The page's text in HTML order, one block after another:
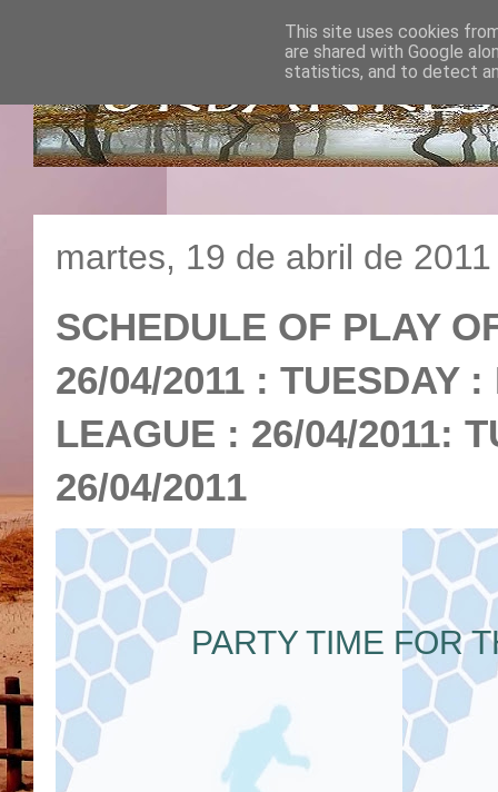
martes, 19 de abril de 2011
SCHEDULE OF PLAY
26/04/2011 : TUESDAY
LEAGUE : 26/04/2011:
26/04/2011
PARTY TIME FOR
This site uses cookies
are shared with Google
statistics, and to detect